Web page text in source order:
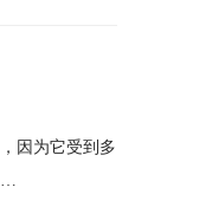
因为它受到多
…